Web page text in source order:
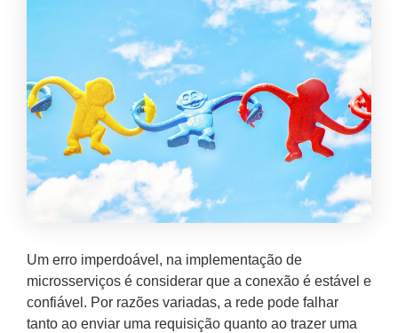
Um erro imperdoável, na implementação de
microsserviços é considerar que a conexão é estável e
confiável. Por razões variadas, a rede pode falhar
tanto ao enviar uma requisição quanto ao trazer uma